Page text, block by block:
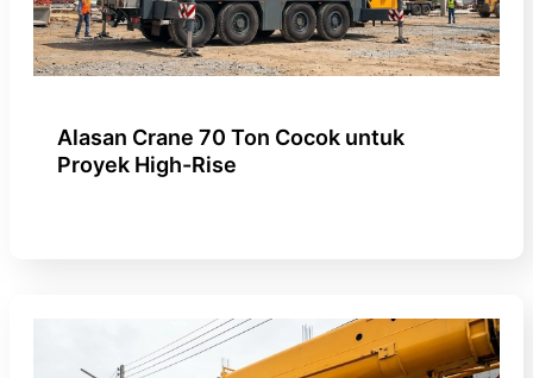
Alasan Crane 70 Ton Cocok untuk
Proyek High-Rise